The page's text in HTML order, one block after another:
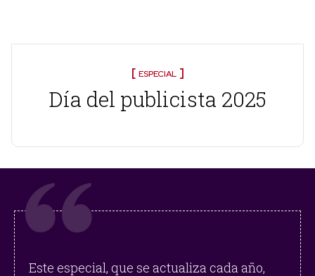
ESPECIAL
Día del publicista 2025
Este especial, que se actualiza cada año,